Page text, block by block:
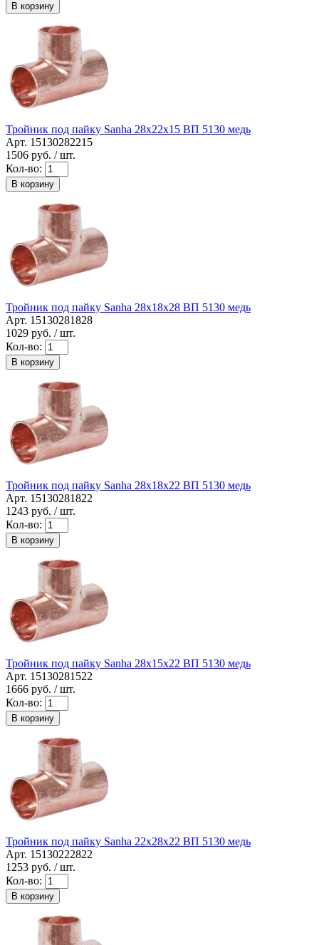
В корзину
Тройник под пайку Sanha 28x22x15 ВП 5130 медь
Арт. 15130282215
1506 руб. / шт.
Кол-во:
В корзину
Тройник под пайку Sanha 28x18x28 ВП 5130 медь
Арт. 15130281828
1029 руб. / шт.
Кол-во:
В корзину
Тройник под пайку Sanha 28x18x22 ВП 5130 медь
Арт. 15130281822
1243 руб. / шт.
Кол-во:
В корзину
Тройник под пайку Sanha 28x15x22 ВП 5130 медь
Арт. 15130281522
1666 руб. / шт.
Кол-во:
В корзину
Тройник под пайку Sanha 22x28x22 ВП 5130 медь
Арт. 15130222822
1253 руб. / шт.
Кол-во:
В корзину